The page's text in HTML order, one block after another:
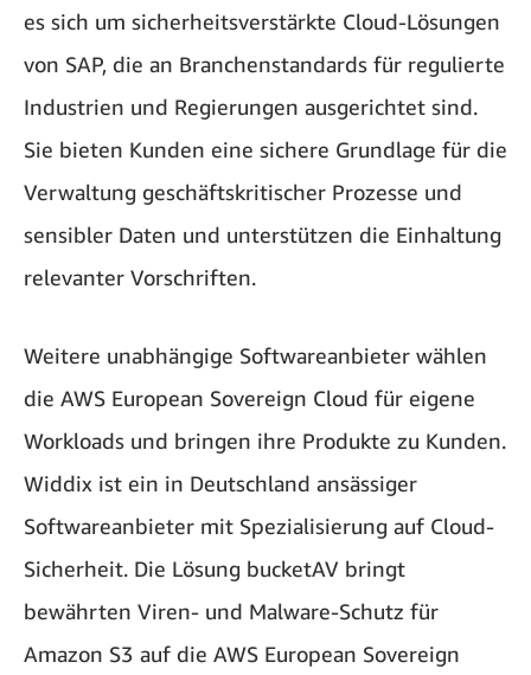
es sich um sicherheitsverstärkte Cloud-Lösungen
von SAP, die an Branchenstandards für regulierte
Industrien und Regierungen ausgerichtet sind.
Sie bieten Kunden eine sichere Grundlage für die
Verwaltung geschäftskritischer Prozesse und
sensibler Daten und unterstützen die Einhaltung
relevanter Vorschriften.
Weitere unabhängige Softwareanbieter wählen
die AWS European Sovereign Cloud für eigene
Workloads und bringen ihre Produkte zu Kunden.
Widdix ist ein in Deutschland ansässiger
Softwareanbieter mit Spezialisierung auf Cloud-
Sicherheit. Die Lösung bucketAV bringt
bewährten Viren- und Malware-Schutz für
Amazon S3 auf die AWS European Sovereign